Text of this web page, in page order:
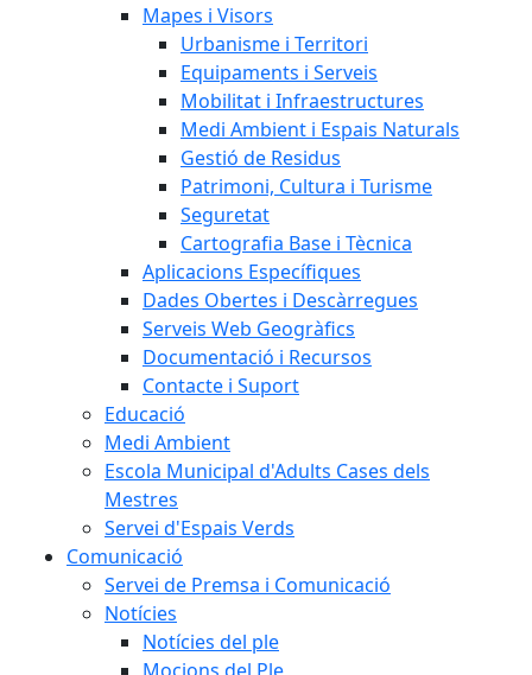
Mapes i Visors
Urbanisme i Territori
Equipaments i Serveis
Mobilitat i Infraestructures
Medi Ambient i Espais Naturals
Gestió de Residus
Patrimoni, Cultura i Turisme
Seguretat
Cartografia Base i Tècnica
Aplicacions Específiques
Dades Obertes i Descàrregues
Serveis Web Geogràfics
Documentació i Recursos
Contacte i Suport
Educació
Medi Ambient
Escola Municipal d'Adults Cases dels
Mestres
Servei d'Espais Verds
Comunicació
Servei de Premsa i Comunicació
Notícies
Notícies del ple